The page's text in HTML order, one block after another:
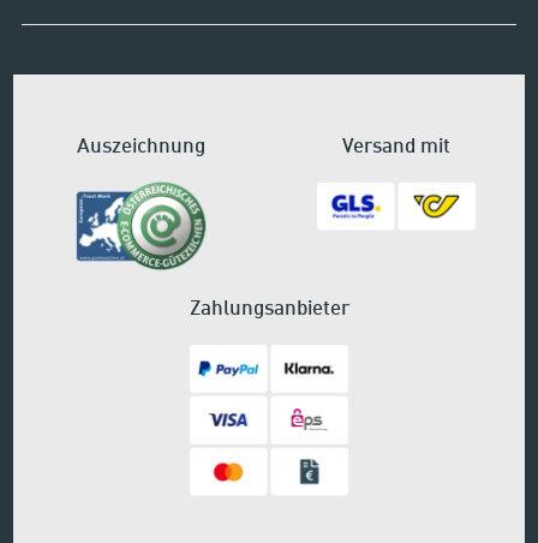
Auszeichnung Versand mit
Zahlungsanbieter